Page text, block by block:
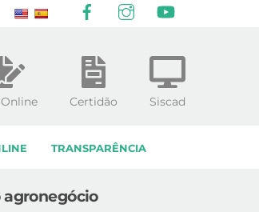
TRANSPARÊNCIA
Certidão Siscad
agronegócio